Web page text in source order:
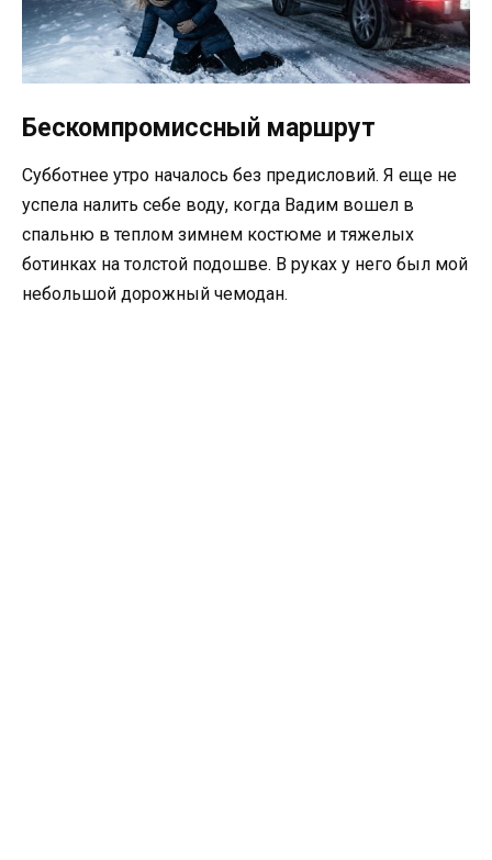
Бескомпромиссный маршрут
Субботнее утро началось без предисловий. Я еще не
успела налить себе воду, когда Вадим вошел в
спальню в теплом зимнем костюме и тяжелых
ботинках на толстой подошве. В руках у него был мой
небольшой дорожный чемодан.